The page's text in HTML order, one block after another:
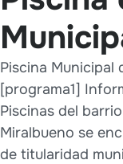
Piscina Municipal
[programa1]
Piscinas del
Miralbueno se
de titularidad